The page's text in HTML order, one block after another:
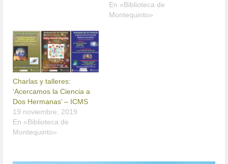
En «Biblioteca de
Montequinto»
Charlas y talleres:
‘Acercamos la Ciencia a
Dos Hermanas’ – ICMS
19 noviembre, 2019
En «Biblioteca de
Montequinto»